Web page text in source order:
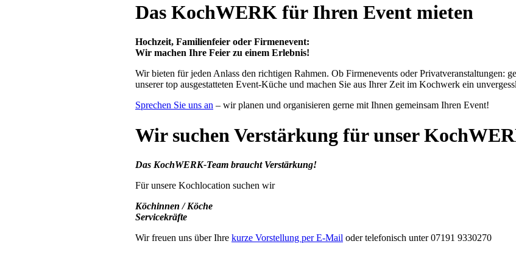
Das KochWERK für Ihren Event mieten
Hochzeit, Familienfeier oder Firmenevent:
Wir machen Ihre Feier zu einem Erlebnis!
Wir bieten für jeden Anlass den richtigen Rahmen. Ob Firmenevents oder Privatveranstaltungen:
unserer top ausgestatteten Event-Küche und machen Sie aus Ihrer Zeit im Kochwerk ein
Sprechen Sie uns an – wir planen und organisieren gerne mit Ihnen gemeinsam Ihren Event!
Wir suchen Verstärkung für unser
Das KochWERK-Team braucht Verstärkung!
Für unsere Kochlocation suchen wir
Köchinnen / Köche
Servicekräfte
Wir freuen uns über Ihre kurze Vorstellung per E-Mail oder telefonisch unter 07191 9330270